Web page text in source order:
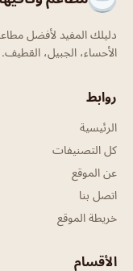
دليلك المفيد لأفضل
الأحساء، الجبيل،
روابط
الرئيسية
كل التصنيفات
عن الموقع
اتصل بنا
خريطة الموقع
الأقسام